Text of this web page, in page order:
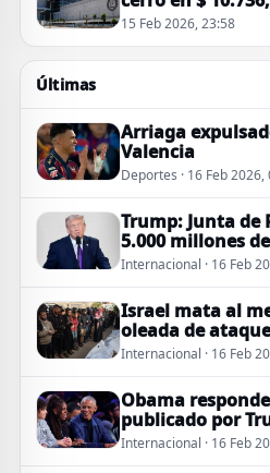
15 Feb 2026, 23:58
Últimas
Arriaga
Valencia
Deportes · 16 Feb 2026,
Trump: Junta de
5.000 millones
Internacional · 16 Feb
Israel mata al
oleada de
Internacional · 16 Feb
Obama
publicado por
Internacional · 16 Feb